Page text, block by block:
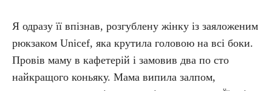
Я одразу її впізнав, розгублену жінку із заяложеним
рюкзаком Unicef, яка крутила головою на всі боки.
Провів маму в кафетерій і замовив два по сто
найкращого коньяку. Мама випила залпом,